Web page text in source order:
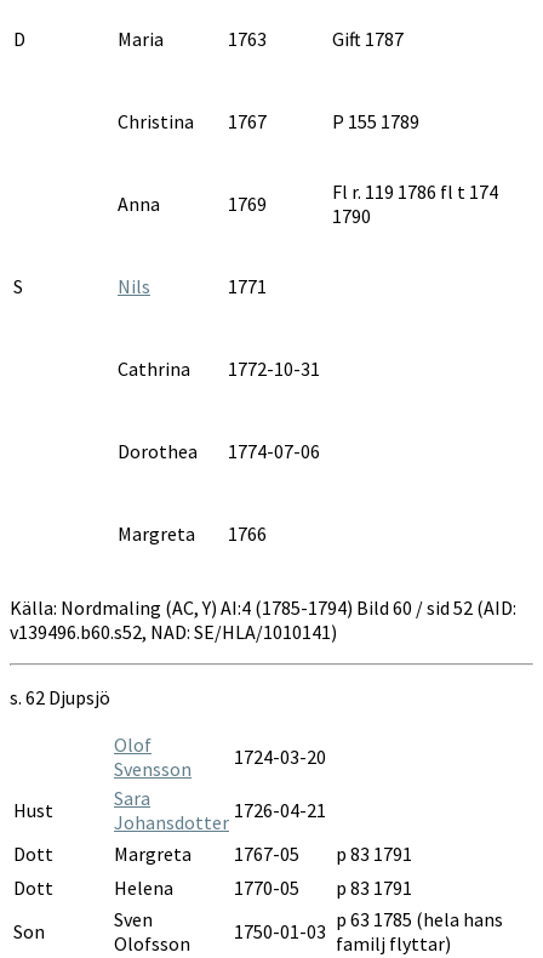
D Maria 1763 Gift 1787
Christina 1767 P 155 1789
Anna 1769
Fl r. 119 1786 fl t 174
1790
S Nils 1771
Cathrina 1772-10-31
Dorothea 1774-07-06
Margreta 1766
Källa: Nordmaling (AC, Y) AI:4 (1785-1794) Bild 60 / sid 52 (AID:
v139496.b60.s52, NAD: SE/HLA/1010141)
s. 62 Djupsjö
Olof
Svensson
1724-03-20
Hust
Sara
Johansdotter 1726-04-21
Dott
Margreta 1767-05
p 83 1791
Dott
Helena 1770-05
p 83 1791
Son
Sven
Olofsson
1750-01-03 p 63 1785 (hela hans
familj flyttar)